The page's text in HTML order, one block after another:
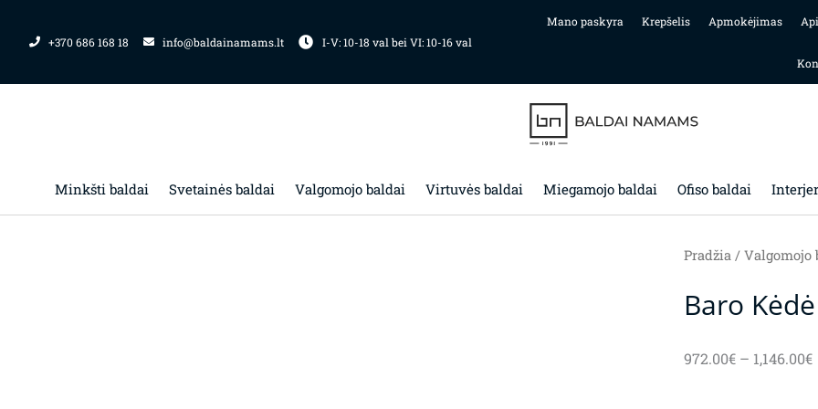
+370 686 168 18 info@baldainamams.lt I-V: 10-18 val bei VI: 10-16 val
Mano paskyra Krepšelis Apmokėjimas
Minkšti baldai Svetainės baldai Valgomojo baldai Virtuvės baldai Miegamojo baldai Ofiso baldai
Pradžia/ Valgomojo
Baro
972.00€ – 1,146.00€